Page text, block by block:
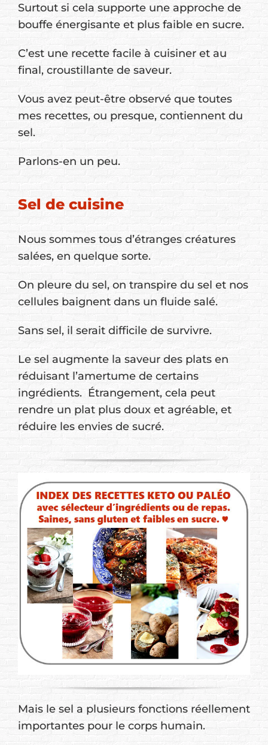
Surtout si cela supporte une approche de
bouffe énergisante et plus faible en sucre.
C’est une recette facile à cuisiner et au
final, croustillante de saveur.
Vous avez peut-être observé que toutes
mes recettes, ou presque, contiennent du
sel.
Parlons-en un peu.
Sel de cuisine
Nous sommes tous d’étranges créatures
salées, en quelque sorte.
On pleure du sel, on transpire du sel et nos
cellules baignent dans un fluide salé.
Sans sel, il serait difficile de survivre.
Le sel augmente la saveur des plats en
réduisant l’amertume de certains
ingrédients. Étrangement, cela peut
rendre un plat plus doux et agréable, et
réduire les envies de sucré.
Mais le sel a plusieurs fonctions réellement
importantes pour le corps humain.